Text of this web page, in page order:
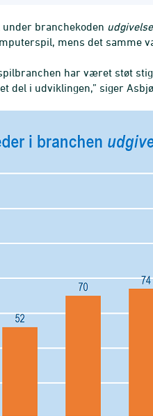
branchekoden
mens det samme
har været støt
del i udviklingen,” siger